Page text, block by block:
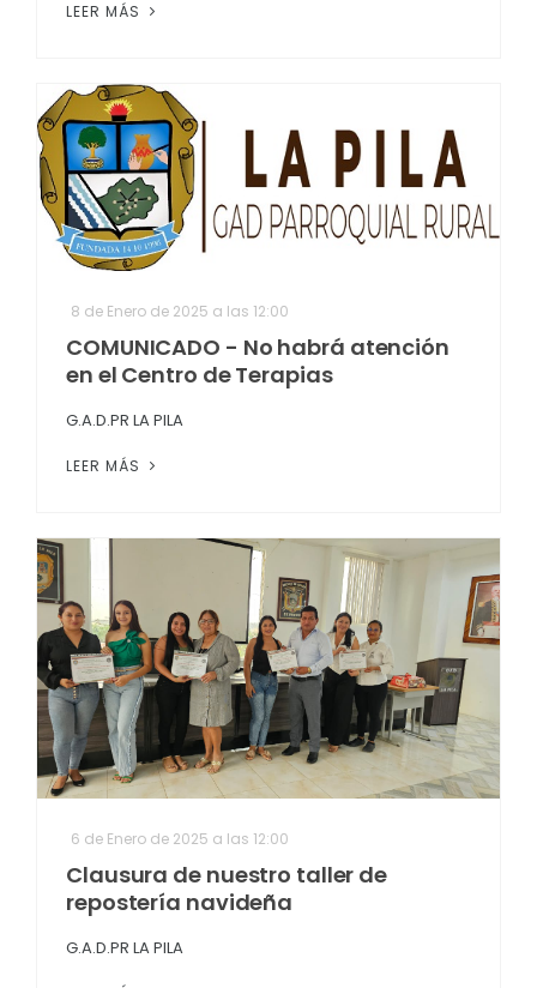
LEER MÁS
8 de Enero de 2025 a las 12:00
COMUNICADO - No habrá atención
en el Centro de Terapias
G.A.D.PR LA PILA
LEER MÁS
6 de Enero de 2025 a las 12:00
Clausura de nuestro taller de
repostería navideña
G.A.D.PR LA PILA